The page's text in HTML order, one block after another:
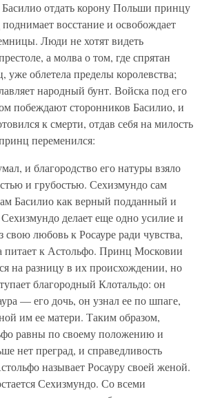
отдать корону Польши принцу
восстание и освобождает
Люди не хотят видеть
а молва о том, где спрятан
уже облетела пределы королевства;
народный бунт. Войска под его
побеждают сторонников Басилио, и
к смерти, отдав себя на милость
переменился:
и благородство его натуры взяло
и грубостью. Сехизмундо сам
Басилио как верный подданный и
делает еще одно усилие и
свою любовь к Росауре ради чувства,
питает к Астольфо. Принц Московии
на разницу в их происхождении, но
благородный Клотальдо: он
— его дочь, он узнал ее по шпаге,
им ее матери. Таким образом,
равны по своему положению и
нет преград, и справедливость
называет Росауру своей женой.
Сехизмундо. Со всеми